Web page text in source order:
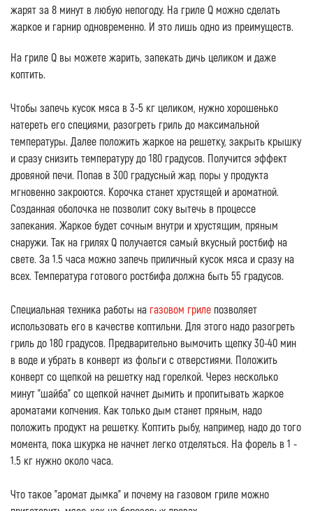
жарят за 8 минут в любую непогоду. На гриле Q можно сделать
жаркое и гарнир одновременно. И это лишь одно из преимуществ.
На гриле Q вы можете жарить, запекать дичь целиком и даже
коптить.
Чтобы запечь кусок мяса в 3-5 кг целиком, нужно хорошенько
натереть его специями, разогреть гриль до максимальной
температуры. Далее положить жаркое на решетку, закрыть крышку
и сразу снизить температуру до 180 градусов. Получится эффект
дровяной печи. Попав в 300 градусный жар, поры у продукта
мгновенно закроются. Корочка станет хрустящей и ароматной.
Созданная оболочка не позволит соку вытечь в процессе
запекания. Жаркое будет сочным внутри и хрустящим, пряным
снаружи. Так на грилях Q получается самый вкусный ростбиф на
свете. За 1.5 часа можно запечь приличный кусок мяса и сразу на
всех. Температура готового ростбифа должна быть 55 градусов.
Специальная техника работы на газовом гриле позволяет
использовать его в качестве коптильни. Для этого надо разогреть
гриль до 180 градусов. Предварительно вымочить щепку 30-40 мин
в воде и убрать в конверт из фольги с отверстиями. Положить
конверт со щепкой на решетку над горелкой. Через несколько
минут "шайба" со щепкой начнет дымить и пропитывать жаркое
ароматами копчения. Как только дым станет пряным, надо
положить продукт на решетку. Коптить рыбу, например, надо до того
момента, пока шкурка не начнет легко отделяться. На форель в 1 -
1.5 кг нужно около часа.
Что такое "аромат дымка" и почему на газовом гриле можно